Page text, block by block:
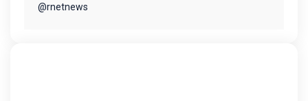
@rnetnews